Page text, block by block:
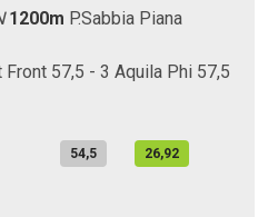
1200m P.Sabbia Piana
57,5 - 3 Aquila Phi 57,5
54,5 26,92